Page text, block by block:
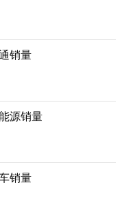
销量
源销量
销量